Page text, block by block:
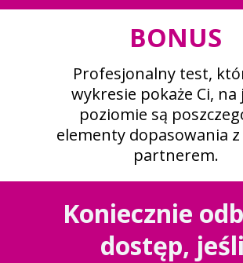
BONUS
Profesjonalny test,
wykresie pokaże Ci, na
poziomie są
elementy dopasowania
partnerem.
Koniecznie
dostęp,